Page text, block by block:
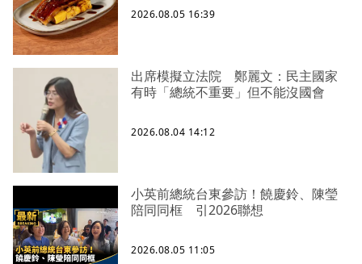
2026.08.05 16:39
出席模擬立法院 鄭麗文：民主國家
有時「總統不重要」但不能沒國會
2026.08.04 14:12
小英前總統台東參訪！饒慶鈴、陳瑩
陪同同框 引2026聯想
2026.08.05 11:05